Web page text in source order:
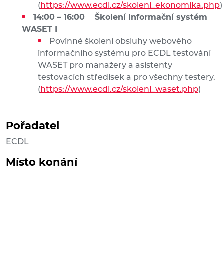
(https://www.ecdl.cz/skoleni_ekonomika.php)
14:00 – 16:00 Školení Informační systém
WASET I
Povinné školení obsluhy webového
informačního systému pro ECDL testování
WASET pro manažery a asistenty
testovacích středisek a pro všechny testery.
(https://www.ecdl.cz/skoleni_waset.php)
Pořadatel
ECDL
Místo konání